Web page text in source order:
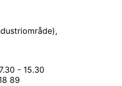
- 15.30
89